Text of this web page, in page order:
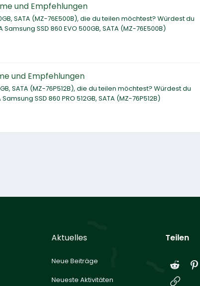
und Empfehlungen
SATA (MZ-76E500B), die du teilen möchtest? Würdest du
SSD 860 EVO 500GB, SATA (MZ-76E500B)
und Empfehlungen
SATA (MZ-76P512B), die du teilen möchtest? Würdest du
SSD 860 PRO 512GB, SATA (MZ-76P512B)
Aktuelles
Neue Beiträge
Neueste Aktivitäten
Teilen
Reddit